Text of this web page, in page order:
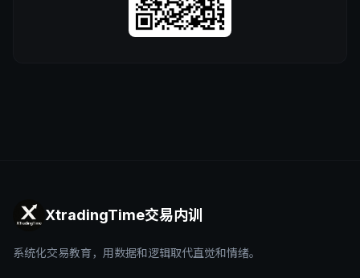
XtradingTime交易内训
系统化交易教育，用数据和逻辑取代直觉和情绪。